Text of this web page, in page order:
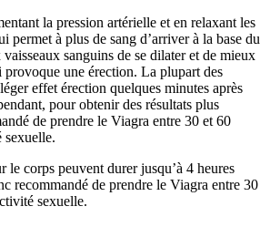
la pression artérielle et en relaxant les
permet à plus de sang d’arriver à la base du
sanguins de se dilater et de mieux
provoque une érection. La plupart des
effet érection quelques minutes après
pour obtenir des résultats plus
de prendre le Viagra entre 30 et 60
sexuelle.
le corps peuvent durer jusqu’à 4 heures
recommandé de prendre le Viagra entre 30
sexuelle.